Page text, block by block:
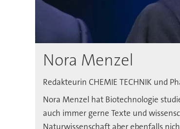
Nora Menzel
Redakteurin CHEMIE TECHNIK und
Nora Menzel hat Biotechnologie
auch immer gerne Texte und
Naturwissenschaft aber ebenfalls